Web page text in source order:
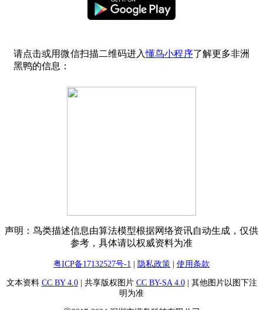
请点击或用微信扫描二维码进入懂鸟小程序了解更多非洲
黑鸭的信息：
声明：鸟类描述信息由算法模型根据网络资讯自动生成，仅供
参考，具体请以权威资料为准
粤ICP备17132527号-1 隐私政策 使用条款
文本资料 CC BY 4.0| 共享版权图片 CC BY-SA 4.0| 其他图片以图下注
明为准